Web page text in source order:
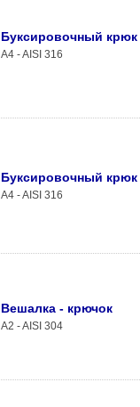
Буксировочный
A4 - AISI 316
Буксировочный
A4 - AISI 316
Вешалка - крючок
A2 - AISI 304